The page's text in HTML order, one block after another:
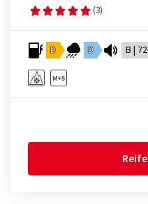
(3)
D D B |